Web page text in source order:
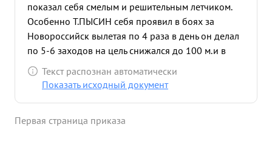
показал себя смелым и решительным летчиком.
Особенно Т.ПЫСИН себя проявил в боях за
Новороссийск вылетая по 4 раза в день он делал
по 5-6 заходов на цель снижался до 100 м.и в
упор расстреливал врага Будучи дважды сбитым
тов. пысин приходил в полк и снова еще с
.пысин награжден орденом "КРАСНОЕ ЗНАМЯ . с
Текст распознан автоматически
Показать исходный документ
Первая страница приказа